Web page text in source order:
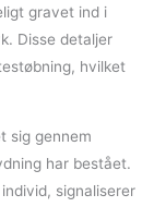
gravet ind i
Disse detaljer
hvilket
sig gennem
har bestået.
signaliserer